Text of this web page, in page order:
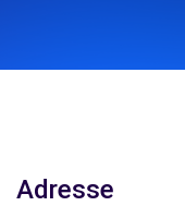
Adresse